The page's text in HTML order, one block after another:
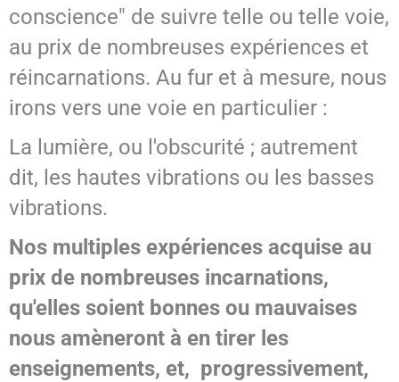
conscience" de suivre telle ou telle voie,
au prix de nombreuses expériences et
réincarnations. Au fur et à mesure, nous
irons vers une voie en particulier :
La lumière, ou l'obscurité ; autrement
dit, les hautes vibrations ou les basses
vibrations.
Nos multiples expériences acquise au
prix de nombreuses incarnations,
qu'elles soient bonnes ou mauvaises
nous amèneront à en tirer les
enseignements, et, progressivement,